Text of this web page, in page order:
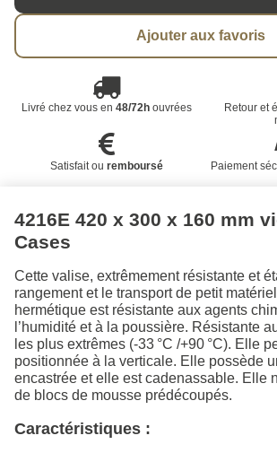
Ajouter aux favoris
Livré chez vous en 48/72houvrées Retour et
Satisfait ou remboursé Paiement
4216E 420 x 300 x 160 mm
Cases
Cette valise, extrêmement résistante et
rangement et le transport de petit
hermétique est résistante aux agents
l’humidité et à la poussière. Résistante
les plus extrêmes (-33 °C /+90 °C). Elle
positionnée à la verticale. Elle possède
encastrée et elle est cadenassable. Elle
de blocs de mousse prédécoupés.
Caractéristiques :